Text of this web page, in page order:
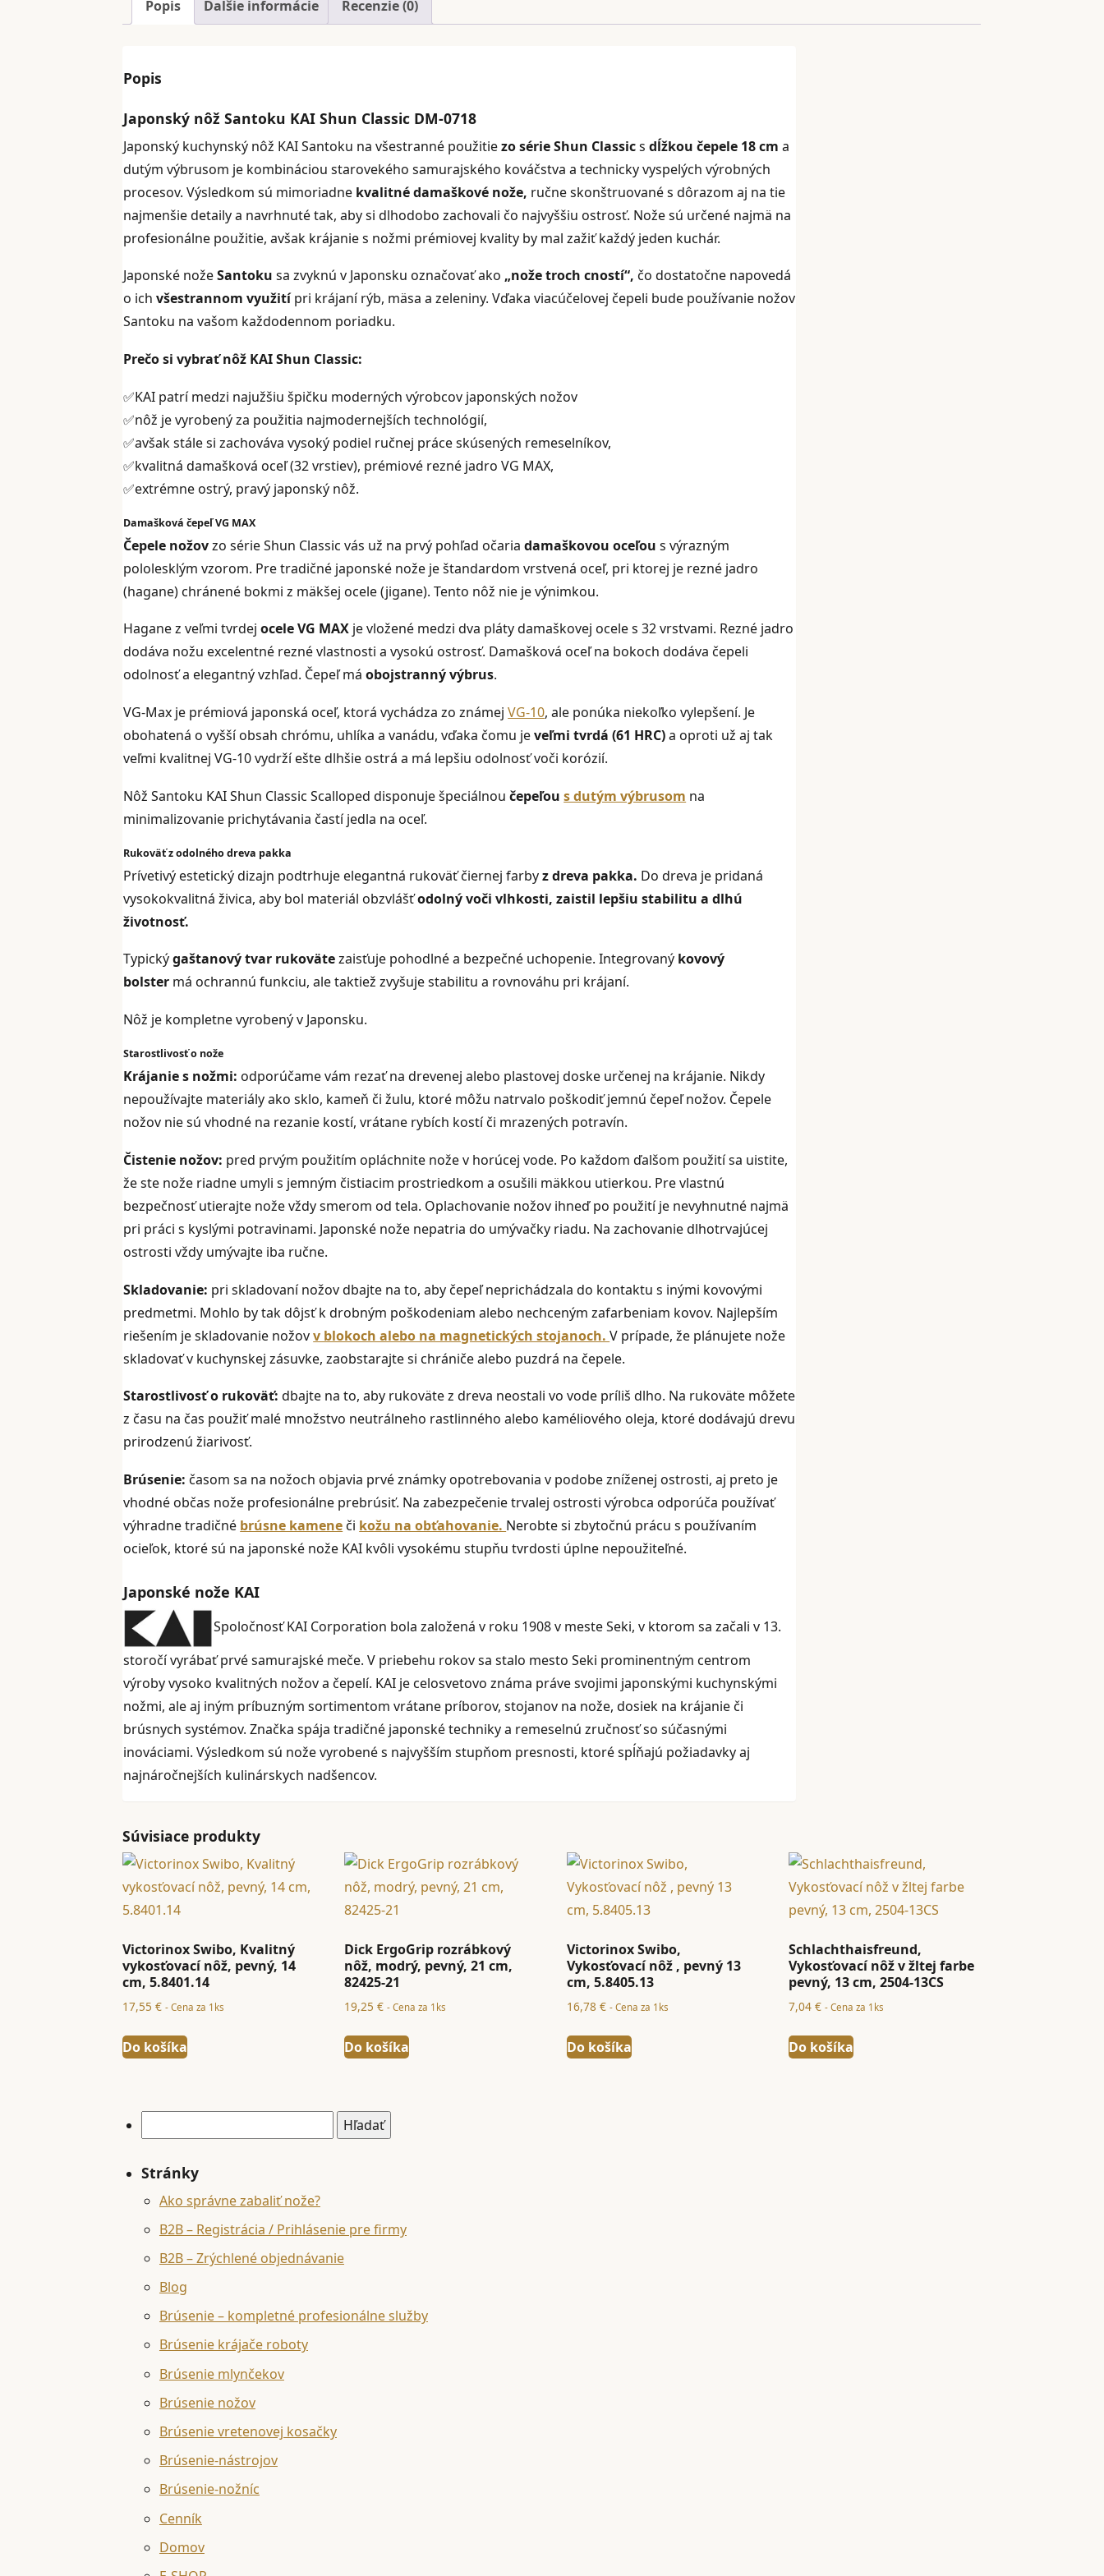
18
Popis Ďalšie informácie Recenzie (0)
Popis
Japonský nôž Santoku KAI Shun Classic DM-0718
Japonský kuchynský nôž KAI Santoku na všestranné použitiezo série Shun Classicsdĺžkou čepele 18 cm a
dutým výbrusom je kombináciou starovekého samurajského kováčstva a technicky vyspelých výrobných
procesov. Výsledkom sú mimoriadne kvalitné damaškové nože, ručne skonštruované s dôrazom aj na tie
najmenšie detaily a navrhnuté tak, aby si dlhodobo zachovali čo najvyššiu ostrosť. Nože sú určené najmä na
profesionálne použitie, avšak krájanie s nožmi prémiovej kvality by mal zažiť každý jeden kuchár.
Japonské nožeSantoku sa zvyknú v Japonsku označovať ako„nože troch cností“, čo dostatočne napovedá
o ichvšestrannom využitípri krájaní rýb, mäsa a zeleniny. Vďaka viacúčelovej čepeli bude používanie nožov
Santoku na vašom každodennom poriadku.
Prečo si vybrať nôž KAI Shun Classic:
✅KAI patrí medzi najužšiu špičku moderných výrobcov japonských nožov
✅nôž je vyrobený za použitia najmodernejších technológií,
✅avšak stále si zachováva vysoký podiel ručnej práce skúsených remeselníkov,
✅kvalitná damašková oceľ (32 vrstiev), prémiové rezné jadro VG MAX,
✅extrémne ostrý, pravý japonský nôž.
Damašková čepeľ VG MAX
Čepele nožovzo série Shun Classic vás už na prvý pohľad očariadamaškovou oceľou s výrazným
pololesklým vzorom. Pre tradičné japonské nože je štandardom vrstvená oceľ, pri ktorej je rezné jadro
(hagane) chránené bokmi z mäkšej ocele (jigane). Tento nôž nie je výnimkou.
Hagane z veľmi tvrdejocele VG MAX je vložené medzi dva pláty damaškovej ocele s 32 vrstvami. Rezné jadro
dodáva nožu excelentné rezné vlastnosti a vysokú ostrosť. Damašková oceľ na bokoch dodáva čepeli
odolnosť a elegantný vzhľad. Čepeľ máobojstranný výbrus.
VG-Max je prémiová japonská oceľ, ktorá vychádza zo známejVG-10, ale ponúka niekoľko vylepšení. Je
obohatená o vyšší obsah chrómu, uhlíka a vanádu, vďaka čomu jeveľmi tvrdá (61 HRC)a oproti už aj tak
veľmi kvalitnej VG-10 vydrží ešte dlhšie ostrá a má lepšiu odolnosť voči korózií.
Nôž Santoku KAI Shun Classic Scalloped disponuje špeciálnoučepeľous dutým výbrusom na
minimalizovanie prichytávania častí jedla na oceľ.
Rukoväť z odolného dreva pakka
Prívetivý estetický dizajn podtrhuje elegantná rukoväť čiernej farbyz dreva pakka. Do dreva je pridaná
vysokokvalitná živica, aby bol materiál obzvlášťodolný voči vlhkosti, zaistil lepšiu stabilitu a dlhú
životnosť.
Typickýgaštanový tvar rukovätezaisťuje pohodlné a bezpečné uchopenie. Integrovaný kovový
bolster má ochrannú funkciu, ale taktiež zvyšuje stabilitu a rovnováhu pri krájaní.
Nôž je kompletne vyrobený v Japonsku.
Starostlivosť o nože
Krájanie s nožmi: odporúčame vám rezať na drevenej alebo plastovej doske určenej na krájanie. Nikdy
nepoužívajte materiály ako sklo, kameň či žulu, ktoré môžu natrvalo poškodiť jemnú čepeľ nožov. Čepele
nožov nie sú vhodné na rezanie kostí, vrátane rybích kostí či mrazených potravín.
Čistenie nožov: pred prvým použitím opláchnite nože v horúcej vode. Po každom ďalšom použití sa uistite,
že ste nože riadne umyli s jemným čistiacim prostriedkom a osušili mäkkou utierkou. Pre vlastnú
bezpečnosť utierajte nože vždy smerom od tela. Oplachovanie nožov ihneď po použití je nevyhnutné najmä
pri práci s kyslými potravinami. Japonské nože nepatria do umývačky riadu. Na zachovanie dlhotrvajúcej
ostrosti vždy umývajte iba ručne.
Skladovanie: pri skladovaní nožov dbajte na to, aby čepeľ neprichádzala do kontaktu s inými kovovými
predmetmi. Mohlo by tak dôjsť k drobným poškodeniam alebo nechceným zafarbeniam kovov. Najlepším
riešením je skladovanie nožovv blokoch alebo na magnetických stojanoch.V prípade, že plánujete nože
skladovať v kuchynskej zásuvke, zaobstarajte si chrániče alebo puzdrá na čepele.
Starostlivosť o rukoväť: dbajte na to, aby rukoväte z dreva neostali vo vode príliš dlho. Na rukoväte môžete
z času na čas použiť malé množstvo neutrálneho rastlinného alebo kaméliového oleja, ktoré dodávajú drevu
prirodzenú žiarivosť.
Brúsenie: časom sa na nožoch objavia prvé známky opotrebovania v podobe zníženej ostrosti, aj preto je
vhodné občas nože profesionálne prebrúsiť. Na zabezpečenie trvalej ostrosti výrobca odporúča používať
výhradne tradičné brúsne kameneči kožu na obťahovanie. Nerobte si zbytočnú prácu s používaním
ocieľok, ktoré sú na japonské nože KAI kvôli vysokému stupňu tvrdosti úplne nepoužiteľné.
Japonské nože KAI
Spoločnosť KAI Corporation bola založená v roku 1908 v meste Seki, v ktorom sa začali v 13.
storočí vyrábať prvé samurajské meče. V priebehu rokov sa stalo mesto Seki prominentným centrom
výroby vysoko kvalitných nožov a čepelí. KAI je celosvetovo známa práve svojimi japonskými kuchynskými
nožmi, ale aj iným príbuzným sortimentom vrátane príborov, stojanov na nože, dosiek na krájanie či
brúsnych systémov. Značka spája tradičné japonské techniky a remeselnú zručnosť so súčasnými
inováciami. Výsledkom sú nože vyrobené s najvyšším stupňom presnosti, ktoré spĺňajú požiadavky aj
najnáročnejších kulinárskych nadšencov.
Súvisiace produkty
Victorinox Swibo, Kvalitný
vykosťovací nôž, pevný, 14
cm, 5.8401.14
17,55€ - Cena za 1ks
Do košíka
Dick ErgoGrip rozrábkový
nôž, modrý, pevný, 21 cm,
82425-21
19,25€ - Cena za 1ks
Do košíka
Victorinox Swibo,
Vykosťovací nôž , pevný 13
cm, 5.8405.13
16,78 € - Cena za 1ks
Do košíka
Schlachthaisfreund,
Vykosťovací nôž v žltej farbe
pevný, 13 cm, 2504-13CS
7,04 € - Cena za 1ks
Do košíka
Stránky
Ako správne zabaliť nože?
B2B – Registrácia / Prihlásenie pre firmy
B2B – Zrýchlené objednávanie
Blog
Brúsenie – kompletné profesionálne služby
Brúsenie krájače roboty
Brúsenie mlynčekov
Brúsenie nožov
Brúsenie vretenovej kosačky
Brúsenie-nástrojov
Brúsenie-nožníc
Cenník
Domov